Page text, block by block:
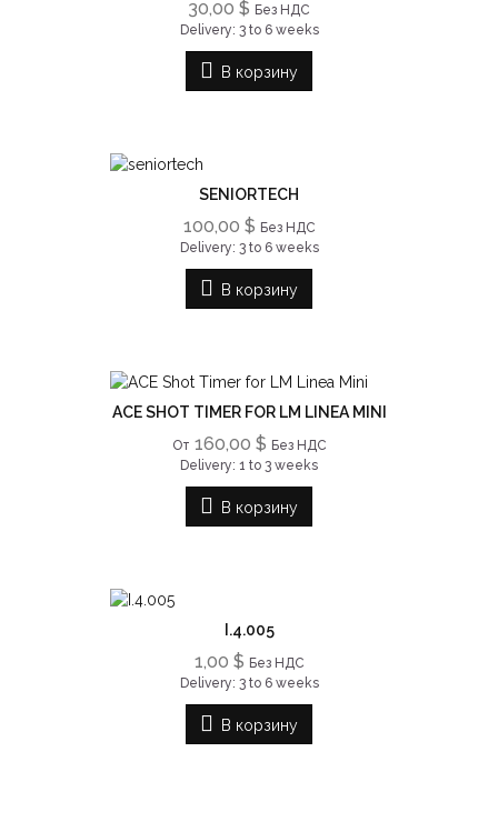
30,00 $ Без НДС
Delivery: 3 to 6 weeks
В корзину
SENIORTECH
100,00 $ Без НДС
Delivery: 3 to 6 weeks
В корзину
ACE SHOT TIMER FOR LM LINEA MINI
От 160,00 $ Без НДС
Delivery: 1 to 3 weeks
В корзину
I.4.005
1,00 $ Без НДС
Delivery: 3 to 6 weeks
В корзину